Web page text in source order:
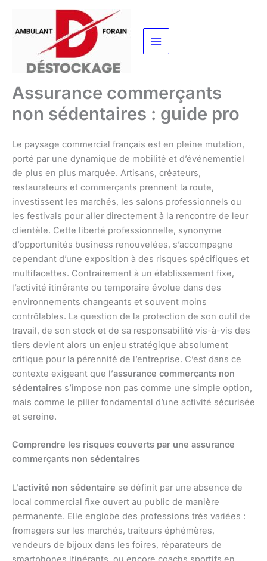
contenu
Assurance commerçants
non sédentaires : guide pro
Le paysage commercial français est en pleine mutation,
porté par une dynamique de mobilité et d’événementiel
de plus en plus marquée. Artisans, créateurs,
restaurateurs et commerçants prennent la route,
investissent les marchés, les salons professionnels ou
les festivals pour aller directement à la rencontre de leur
clientèle. Cette liberté professionnelle, synonyme
d’opportunités business renouvelées, s’accompagne
cependant d’une exposition à des risques spécifiques et
multifacettes. Contrairement à un établissement fixe,
l’activité itinérante ou temporaire évolue dans des
environnements changeants et souvent moins
contrôlables. La question de la protection de son outil de
travail, de son stock et de sa responsabilité vis-à-vis des
tiers devient alors un enjeu stratégique absolument
critique pour la pérennité de l’entreprise. C’est dans ce
contexte exigeant que l’assurance commerçants non
sédentaires s’impose non pas comme une simple option,
mais comme le pilier fondamental d’une activité sécurisée
et sereine.
Comprendre les risques couverts par une assurance
commerçants non sédentaires
L’activité non sédentaire se définit par une absence de
local commercial fixe ouvert au public de manière
permanente. Elle englobe des professions très variées :
fromagers sur les marchés, traiteurs éphémères,
vendeurs de bijoux dans les foires, réparateurs de